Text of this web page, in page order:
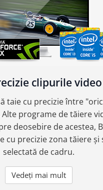
clipurile
taie cu precizie între
programe de tăiere
deosebire de acestea,
cu precizie zona tăiere și
selectată de cadru.
Vedeți mai mult